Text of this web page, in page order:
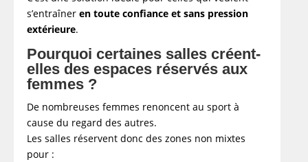
s’entraîneren toute confiance et sans pression
extérieure.
Pourquoi certaines salles créent-
elles des espaces réservés aux
femmes ?
De nombreuses femmes renoncent au sport à
cause du regard des autres.
Les salles réservent donc des zones non mixtes
pour :